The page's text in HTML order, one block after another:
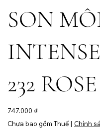
SON
232
Giá
747.000 ₫
Chưa bao gồm Thuế | Chính